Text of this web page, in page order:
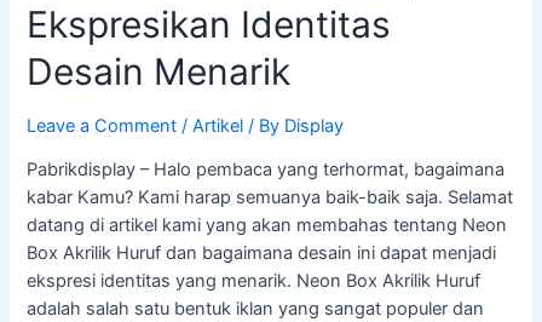
Ekspresikan Identitas
Desain Menarik
Leave a Comment /Artikel / By Display
Pabrikdisplay – Halo pembaca yang terhormat, bagaimana
kabar Kamu? Kami harap semuanya baik-baik saja. Selamat
datang di artikel kami yang akan membahas tentang Neon
Box Akrilik Huruf dan bagaimana desain ini dapat menjadi
ekspresi identitas yang menarik. Neon Box Akrilik Huruf
adalah salah satu bentuk iklan yang sangat populer dan